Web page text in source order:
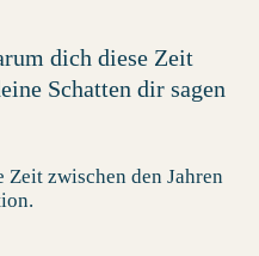
dich diese Zeit
Schatten dir sagen
Zeit zwischen den Jahren